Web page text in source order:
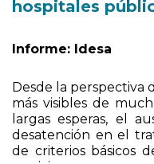
más visibles de
largas esperas, el
desatención en el
de criterios básicos
servicios.